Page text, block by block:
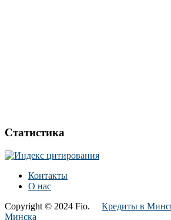
Статистика
Контакты
О нас
Copyright © 2024 Fio. Кредиты в
Минска